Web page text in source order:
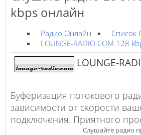
kbps онлайн
Радио Онлайн
Список
LOUNGE-RADIO.COM 128
LOUNGE-
Буферизация потокового
зависимости от скорости
подключения. Приятного
Слушайте радио